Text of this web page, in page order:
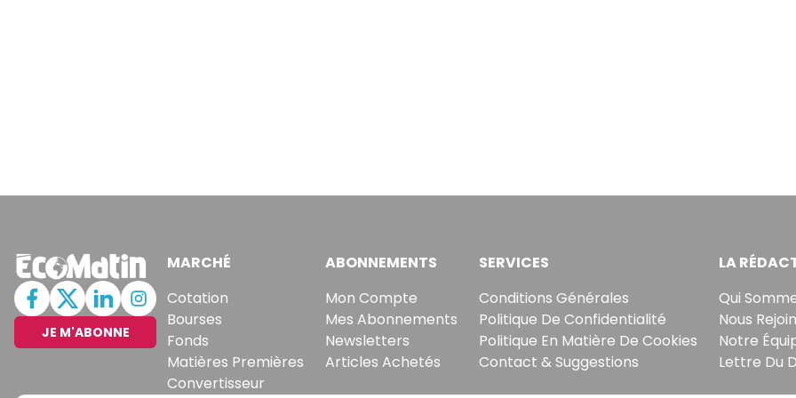
JE M'ABONNE
MARCHÉ
Cotation
Bourses
Fonds
Matières Premières
Convertisseur
ABONNEMENTS
Mon Compte
Mes Abonnements
Newsletters
Articles Achetés
SERVICES
Conditions Générales
Politique De Confidentialité
Politique En Matière De Cookies
Contact & Suggestions
LA
Qui
Nous
Notre
Lettre Du